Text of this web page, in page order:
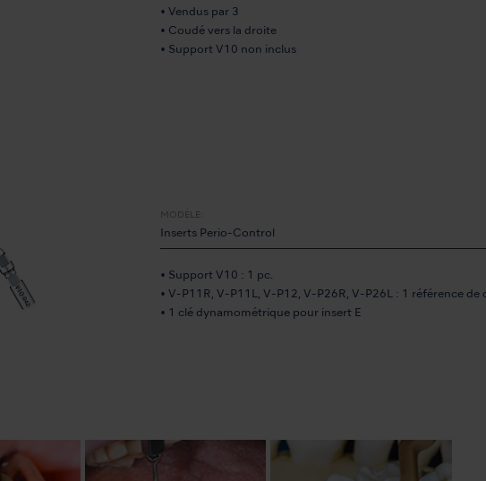
• Vendus par 3
• Coudé vers la droite
• Support V10 non inclus
MODÈLE:
Inserts Perio-Control
• Support V10 : 1 pc.
• V-P11R, V-P11L, V-P12, V-P26R, V-P26L : 1 référence de
• 1 clé dynamométrique pour insert E